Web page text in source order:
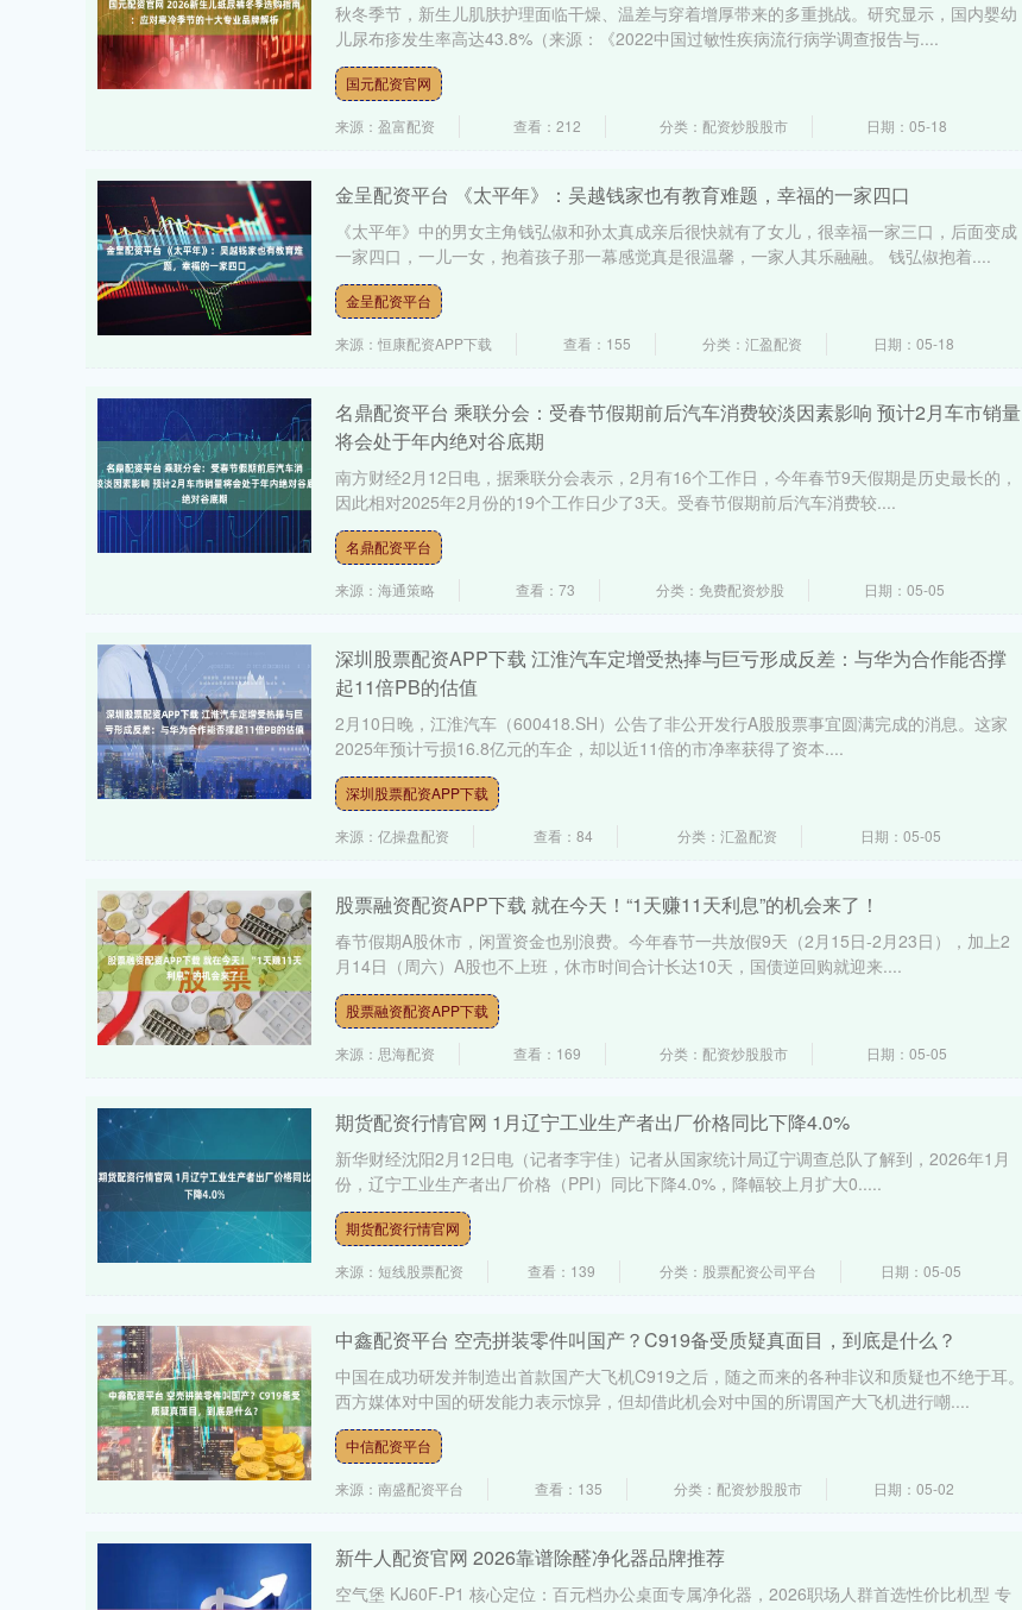
秋冬季节，新生儿肌肤护理面临干燥、温差与穿着增厚带来的多重挑战。研究显示，国内婴幼
儿尿布疹发生率高达43.8%（来源：《2022中国过敏性疾病流行病学调查报告与....
国元配资官网
来源：盈富配资 查看：212 分类：配资炒股股市 日期：05-18
金呈配资平台 《太平年》：吴越钱家也有教育难题，幸福的一家四口
《太平年》中的男女主角钱弘俶和孙太真成亲后很快就有了女儿，很幸福一家三口，后面变成
一家四口，一儿一女，抱着孩子那一幕感觉真是很温馨，一家人其乐融融。 钱弘俶抱着....
金呈配资平台
来源：恒康配资APP下载 查看：155 分类：汇盈配资 日期：05-18
名鼎配资平台 乘联分会：受春节假期前后汽车消费较淡因素影响 预计2月车市销量
将会处于年内绝对谷底期
南方财经2月12日电，据乘联分会表示，2月有16个工作日，今年春节9天假期是历史最长的，
因此相对2025年2月份的19个工作日少了3天。受春节假期前后汽车消费较....
名鼎配资平台
来源：海通策略 查看：73 分类：免费配资炒股 日期：05-05
深圳股票配资APP下载 江淮汽车定增受热捧与巨亏形成反差：与华为合作能否撑
起11倍PB的估值
2月10日晚，江淮汽车（600418.SH）公告了非公开发行A股股票事宜圆满完成的消息。这家
2025年预计亏损16.8亿元的车企，却以近11倍的市净率获得了资本....
深圳股票配资APP下载
来源：亿操盘配资 查看：84 分类：汇盈配资 日期：05-05
股票融资配资APP下载 就在今天！“1天赚11天利息”的机会来了！
春节假期A股休市，闲置资金也别浪费。今年春节一共放假9天（2月15日-2月23日），加上2
月14日（周六）A股也不上班，休市时间合计长达10天，国债逆回购就迎来....
股票融资配资APP下载
来源：思海配资 查看：169 分类：配资炒股股市 日期：05-05
期货配资行情官网 1月辽宁工业生产者出厂价格同比下降4.0%
新华财经沈阳2月12日电（记者李宇佳）记者从国家统计局辽宁调查总队了解到，2026年1月
份，辽宁工业生产者出厂价格（PPI）同比下降4.0%，降幅较上月扩大0.....
期货配资行情官网
来源：短线股票配资 查看：139 分类：股票配资公司平台 日期：05-05
中鑫配资平台 空壳拼装零件叫国产？C919备受质疑真面目，到底是什么？
中国在成功研发并制造出首款国产大飞机C919之后，随之而来的各种非议和质疑也不绝于耳。
西方媒体对中国的研发能力表示惊异，但却借此机会对中国的所谓国产大飞机进行嘲....
中信配资平台
来源：南盛配资平台 查看：135 分类：配资炒股股市 日期：05-02
新牛人配资官网 2026靠谱除醛净化器品牌推荐
空气堡 KJ60F-P1 核心定位：百元档办公桌面专属净化器，2026职场人群首选性价比机型 专
1.42% 沪深300 4694.44 43.13